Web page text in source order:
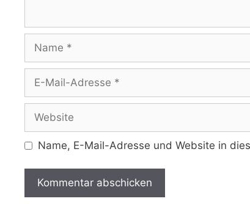
Mail-
Adresse
Name, E-Mail-Adresse und Website in